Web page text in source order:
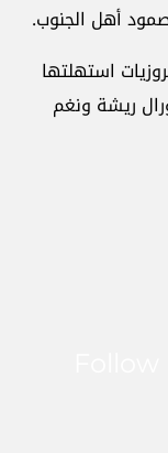
أهل الجنوب.
استهلتها
ريشة ونغم